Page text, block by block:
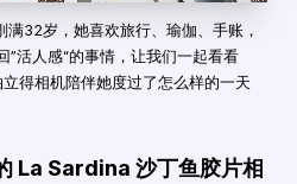
32岁，她喜欢旅行、瑜伽、手账，
”活人感“的事情，让我们一起看看
得相机陪伴她度过了怎么样的一天
La Sardina 沙丁鱼胶片相